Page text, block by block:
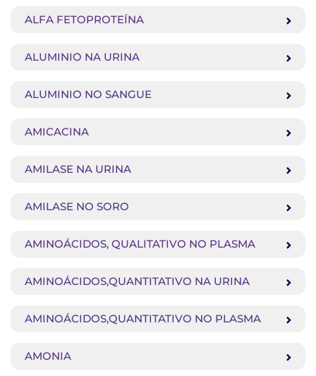
ALFA FETOPROTEÍNA
ALUMINIO NA URINA
ALUMINIO NO SANGUE
AMICACINA
AMILASE NA URINA
AMILASE NO SORO
AMINOÁCIDOS, QUALITATIVO NO PLASMA
AMINOÁCIDOS,QUANTITATIVO NA URINA
AMINOÁCIDOS,QUANTITATIVO NO PLASMA
AMONIA